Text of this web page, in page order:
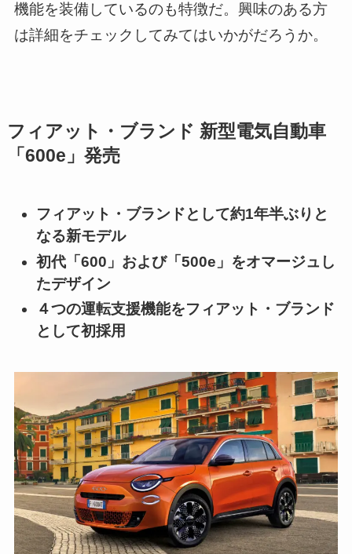
機能を装備しているのも特徴だ。興味のある方
は詳細をチェックしてみてはいかがだろうか。
フィアット・ブランド 新型電気自動車
「600e」発売
フィアット・ブランドとして約1年半ぶりと
なる新モデル
初代「600」および「500e」をオマージュし
たデザイン
４つの運転支援機能をフィアット・ブランド
として初採用